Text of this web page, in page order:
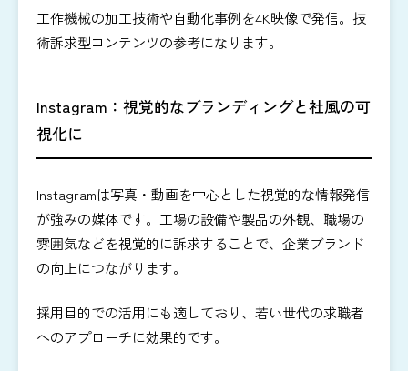
工作機械の加工技術や自動化事例を4K映像で発信。技
術訴求型コンテンツの参考になります。
Instagram：視覚的なブランディングと社風の可
視化に
Instagramは写真・動画を中心とした視覚的な情報発信
が強みの媒体です。工場の設備や製品の外観、職場の
雰囲気などを視覚的に訴求することで、企業ブランド
の向上につながります。
採用目的での活用にも適しており、若い世代の求職者
へのアプローチに効果的です。